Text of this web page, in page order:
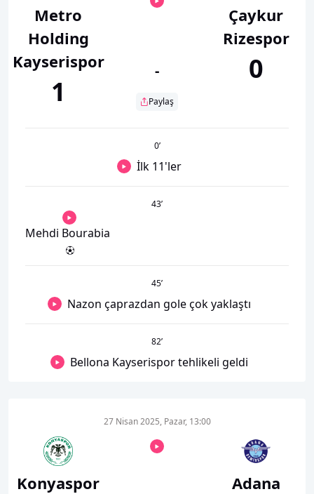
Metro
Holding
Kayserispor
1
-
Paylaş
Çaykur
Rizespor
0
0’
İlk 11'ler
43’
Mehdi Bourabia
45’
Nazon çaprazdan gole çok yaklaştı
82’
Bellona Kayserispor tehlikeli geldi
Konyaspor
27 Nisan 2025, Pazar, 13:00
Adana